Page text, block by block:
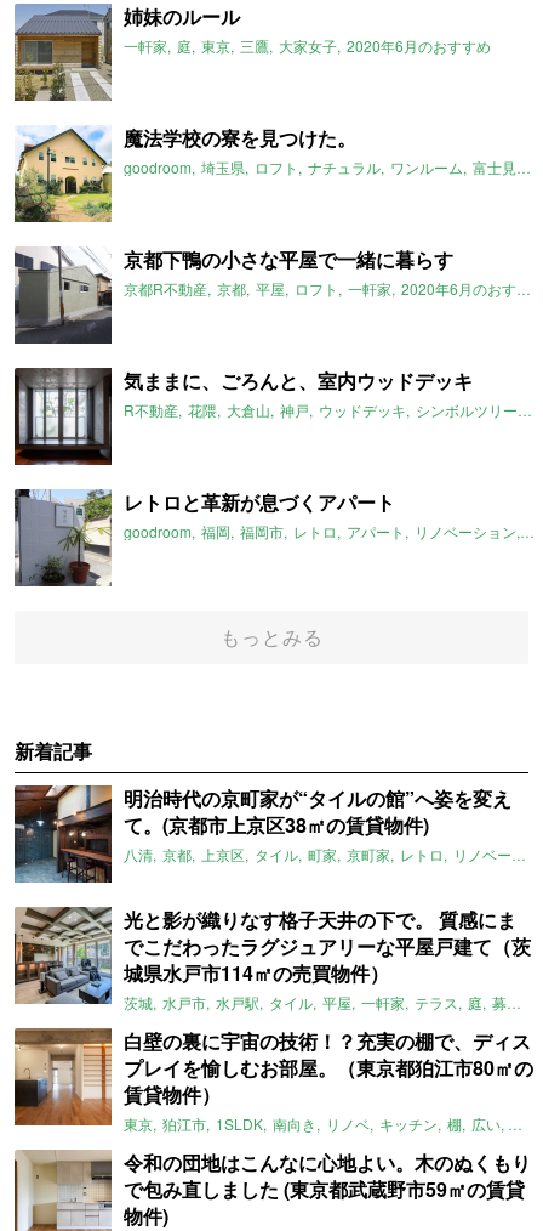
姉妹のルール
一軒家 庭 東京 三鷹 大家女子 2020年6月のおすすめ
魔法学校の寮を見つけた。
goodroom 埼玉県 ロフト ナチュラル ワンルーム 富士見市
京都下鴨の小さな平屋で一緒に暮らす
京都R不動産 京都 平屋 ロフト 一軒家 2020年6月のおすすめ
気ままに、ごろんと、室内ウッドデッキ
R不動産 花隈 大倉山 神戸 ウッドデッキ シンボルツリー
レトロと革新が息づくアパート
goodroom 福岡 福岡市 レトロ アパート リノベーション
もっとみる
新着記事
明治時代の京町家が“タイルの館”へ姿を変え
て。(京都市上京区38㎡の賃貸物件)
八清 京都 上京区 タイル 町家 京町家 レトロ リノベーション
光と影が織りなす格子天井の下で。 質感にま
でこだわったラグジュアリーな平屋戸建て（茨
城県水戸市114㎡の売買物件）
茨城 水戸市 水戸駅 タイル 平屋 一軒家 テラス 庭 募集中
白壁の裏に宇宙の技術！？充実の棚で、ディス
プレイを愉しむお部屋。（東京都狛江市80㎡の
賃貸物件）
東京 狛江市 1SLDK 南向き リノベ キッチン 棚 広い ガイ
令和の団地はこんなに心地よい。木のぬくもり
で包み直しました (東京都武蔵野市59㎡の賃貸
物件)